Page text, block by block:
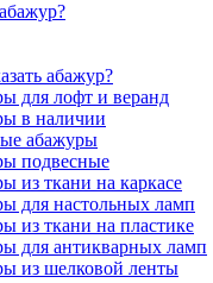
абажур?
для лофт и веранд
в наличии
абажуры
подвесные
из ткани на каркасе
для настольных ламп
из ткани на пластике
для антикварных ламп
из шелковой ленты